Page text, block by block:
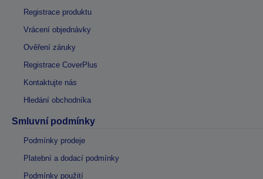
Registrace produktu
Vrácení objednávky
Ověření záruky
Registrace CoverPlus
Kontaktujte nás
Hledání obchodníka
Smluvní podmínky
Podmínky prodeje
Platební a dodací podmínky
Podmínky použití